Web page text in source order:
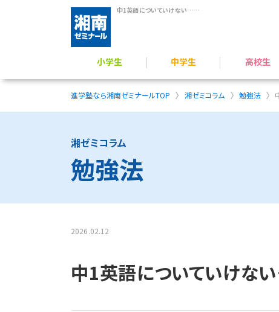
中1英語についていけない…原因と挽回の勉強法を解説
小学生 中学生 高校生
進学塾なら湘南ゼミナールTOP 湘ゼミコラム 勉強法
湘ゼミコラム
勉強法
2026.02.12
中1英語についていけな